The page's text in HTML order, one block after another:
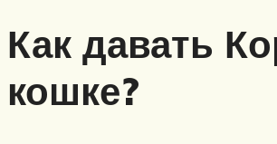
Как давать
кошке?